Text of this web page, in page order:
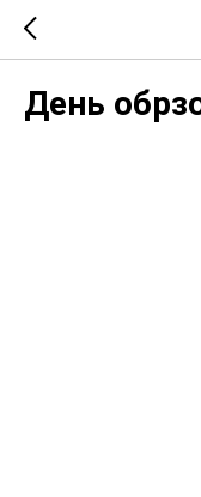
День